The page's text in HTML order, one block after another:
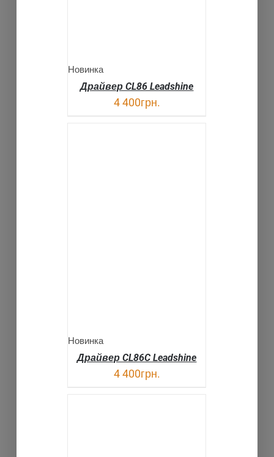
Новинка
Драйвер CL86 Leadshine
4 400грн.
Новинка
Драйвер CL86C Leadshine
4 400грн.